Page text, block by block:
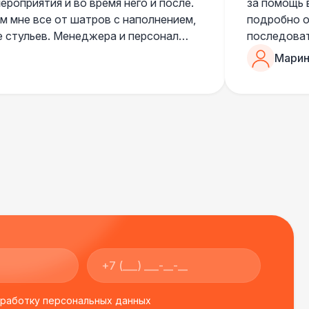
и во время него и после.
мне все от шатров с наполнением,
Менеджера и персонал
подскажут что лучше взять и
люблю работать именно с ними,
за помощь
подробно
Романом,
«Рука с
персональных данных